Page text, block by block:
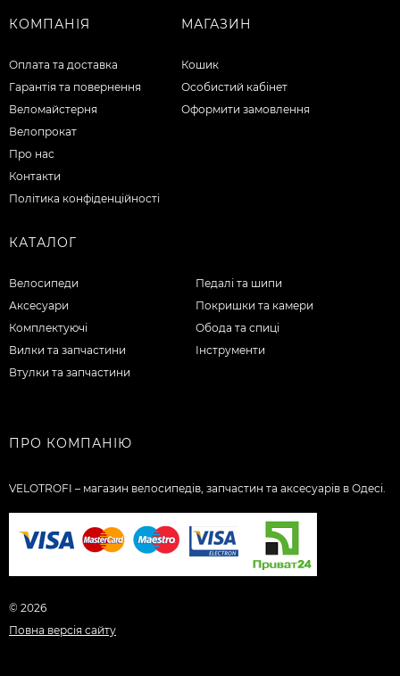
КОМПАНІЯ
Оплата та доставка
Гарантія та повернення
Веломайстерня
Велопрокат
Про нас
Контакти
Політика конфіденційності
МАГАЗИН
Кошик
Особистий кабінет
Оформити замовлення
КАТАЛОГ
Велосипеди
Аксесуари
Комплектуючі
Вилки та запчастини
Втулки та запчастини
Педалі та шипи
Покришки та камери
Обода та спиці
Інструменти
ПРО КОМПАНІЮ
VELOTROFI – магазин велосипедів, запчастин та аксесуарів в Одесі.
© 2026
Повна версія сайту